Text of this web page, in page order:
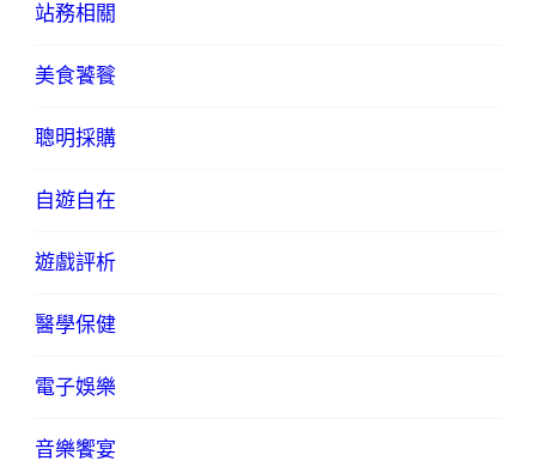
站務相關
美食饕餮
聰明採購
自遊自在
遊戲評析
醫學保健
電子娛樂
音樂饗宴